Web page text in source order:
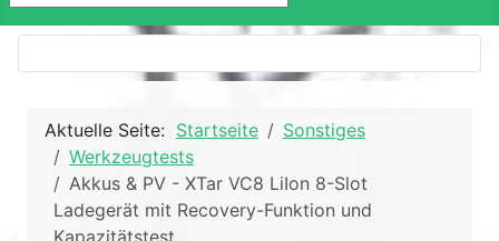
Aktuelle Seite: Startseite
Sonstiges
Werkzeugtests
Akkus & PV - XTar VC8 LiIon 8-Slot
Ladegerät mit Recovery-Funktion und
Kapazitätstest